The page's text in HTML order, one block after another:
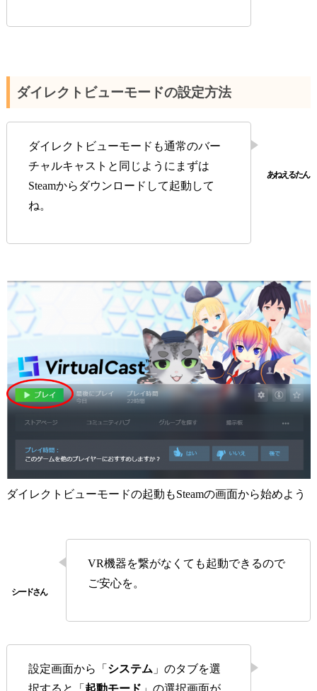
ダイレクトビューモードの設定方法
ダイレクトビューモードも通常のバー
チャルキャストと同じようにまずは
Steamからダウンロードして起動して
ね。
ダイレクトビューモードの起動もSteamの画面から始めよう
VR機器を繋がなくても起動できるので
ご安心を。
設定画面から「 システム 」のタブを選